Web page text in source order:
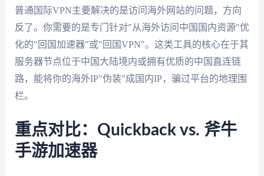
普通国际VPN主要解决的是访问海外网站的问题，方向
反了。你需要的是专门针对"从海外访问中国国内资源"优
化的"回国加速器"或"回国VPN"。这类工具的核心在于其
服务器节点位于中国大陆境内或拥有优质的中国直连链
路，能将你的海外IP"伪装"成国内IP，骗过平台的地理围
栏。
重点对比：Quickback vs. 斧牛
手游加速器